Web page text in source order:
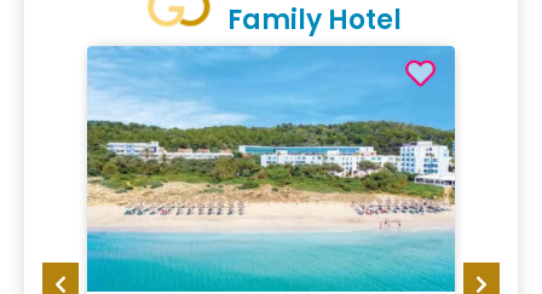
Family Hotel